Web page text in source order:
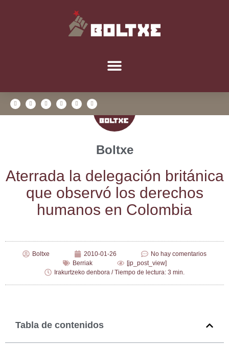
Boltxe
Ate­rra­da la dele­ga­ción bri­tá­ni­ca
que obser­vó los dere­chos
huma­nos en Colombia
Boltxe 2010-01-26
No hay comentarios
Berriak
[jp_post_view]
Irakurtzeko denbora / Tiempo de lectura: 3 min.
Tabla de contenidos